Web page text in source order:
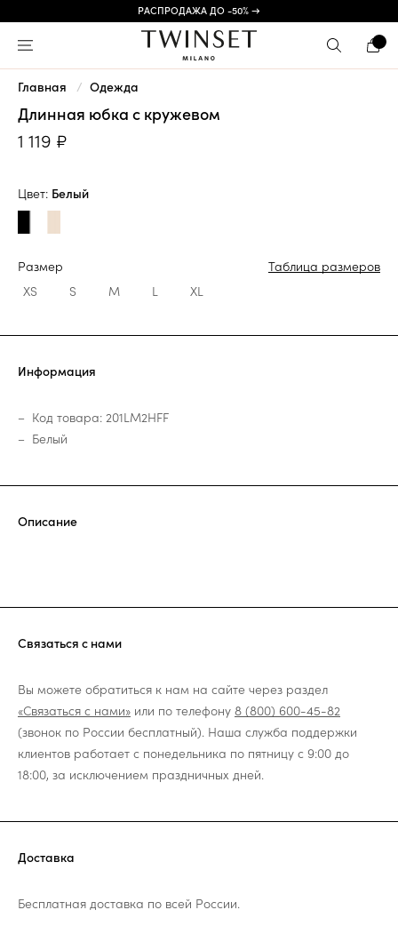
РАСПРОДАЖА ДО -50% →
Главная Одежда
Длинная юбка с кружевом
1 119 ₽
Цвет: Белый
Размер
Таблица размеров
XS
S M L XL
Информация
Код товара: 201LM2HFF
Белый
Описание
Связаться с нами
Вы можете обратиться к нам на сайте через раздел
«Связаться с нами» или по телефону 8 (800) 600-45-82
(звонок по России бесплатный). Наша служба поддержки
клиентов работает с понедельника по пятницу с 9:00 до
18:00, за исключением праздничных дней.
Доставка
Бесплатная доставка по всей России.